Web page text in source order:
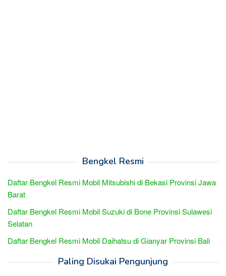
Bengkel Resmi
Daftar Bengkel Resmi Mobil Mitsubishi di Bekasi Provinsi Jawa
Barat
Daftar Bengkel Resmi Mobil Suzuki di Bone Provinsi Sulawesi
Selatan
Daftar Bengkel Resmi Mobil Daihatsu di Gianyar Provinsi Bali
Paling Disukai Pengunjung